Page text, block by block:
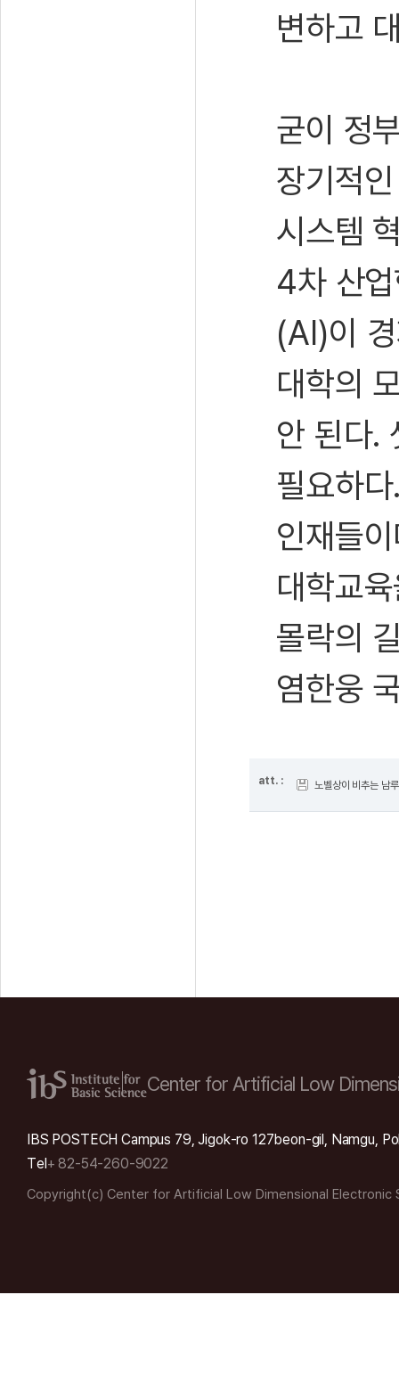
변하고
굳이 정
장기적
시스템
4차 산
(AI)이
대학의
안 된다.
필요하
인재들
대학교
몰락의
염한웅
att. : 노벨상이 비추는 남
Center for Artificial Low
IBS POSTECH Campus 79, Jigok-ro 127beon-gil, Namgu,
Tel+ 82-54-260-9022
Copyright(c) Center for Artificial Low Dimensional Electronic